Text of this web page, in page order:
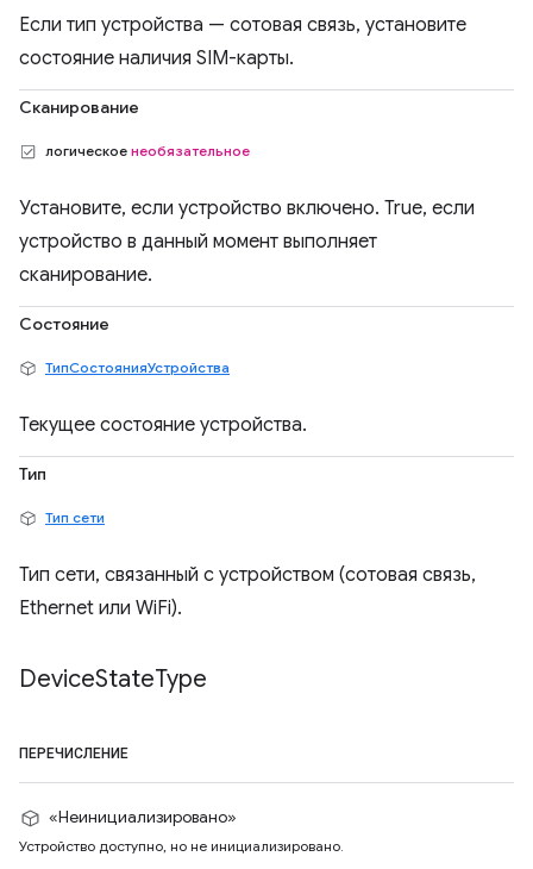
Если тип устройства — сотовая связь, установите
состояние наличия SIM-карты.
Сканирование
логическое необязательное
Установите, если устройство включено. True, если
устройство в данный момент выполняет
сканирование.
Состояние
ТипСостоянияУстройства
Текущее состояние устройства.
Тип
Тип сети
Тип сети, связанный с устройством (сотовая связь,
Ethernet или WiFi).
DeviceStateType
ПЕРЕЧИСЛЕНИЕ
«Неинициализировано»
Устройство доступно, но не инициализировано.